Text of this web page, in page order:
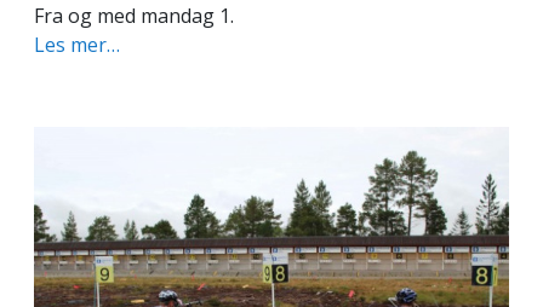
Fra og med mandag 1.
Les mer…